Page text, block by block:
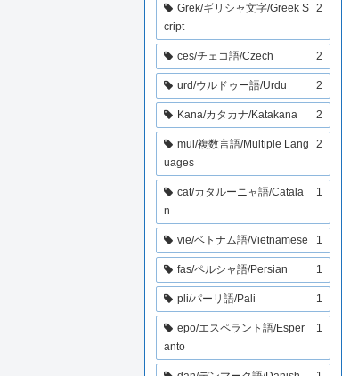
Grek/ギリシャ文字/Greek S
cript
2
ces/チェコ語/Czech 2
urd/ウルドゥー語/Urdu 2
Kana/カタカナ/Katakana 2
mul/複数言語/Multiple Lang
uages
2
cat/カタルーニャ語/Catala
n
1
vie/ベトナム語/Vietnamese 1
fas/ペルシャ語/Persian 1
pli/パーリ語/Pali 1
epo/エスペラント語/Esper
anto
1